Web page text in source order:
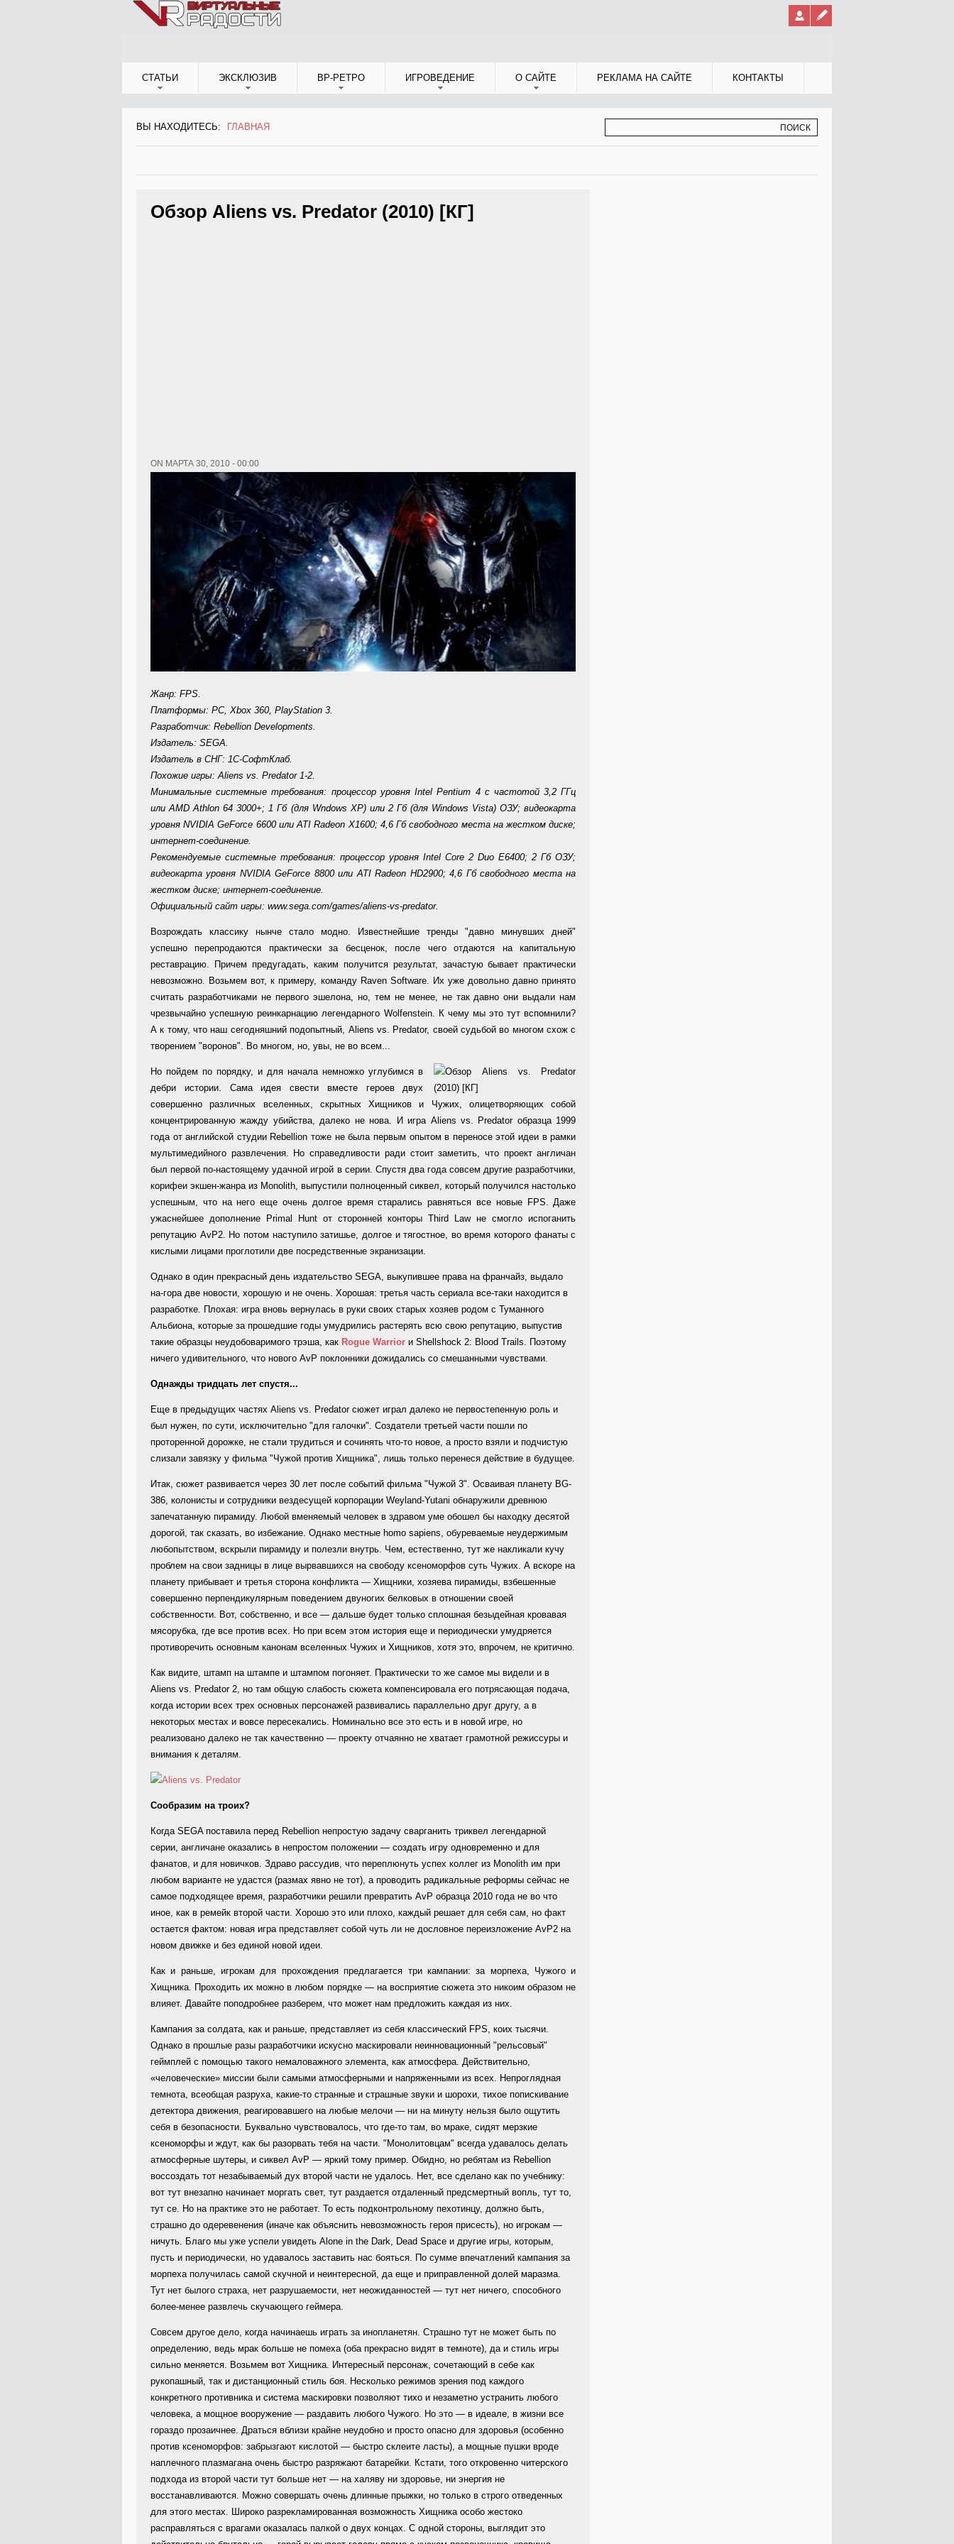
СТАТЬИ ЭКСКЛЮЗИВ ВР-РЕТРО ИГРОВЕДЕНИЕ О САЙТЕ РЕКЛАМА НА САЙТЕ КОНТАКТЫ
ВЫ НАХОДИТЕСЬ:
ВЫ НАХОДИТЕСЬ
ГЛАВНАЯ
Обзор Aliens vs. Predator (2010) [КГ]
ON МАРТА 30, 2010 - 00:00
Жанр: FPS.
Платформы: PC, Xbox 360, PlayStation 3.
Разработчик: Rebellion Developments.
Издатель: SEGA.
Издатель в СНГ: 1C-СофтКлаб.
Похожие игры: Aliens vs. Predator 1-2.
Минимальные системные требования: процессор уровня Intel Pentium 4 с частотой 3,2 ГГц
или AMD Athlon 64 3000+; 1 Гб (для Wndows XP) или 2 Гб (для Windows Vista) ОЗУ; видеокарта
уровня NVIDIA GeForce 6600 или ATI Radeon X1600; 4,6 Гб свободного места на жестком диске;
интернет-соединение.
Рекомендуемые системные требования: процессор уровня Intel Core 2 Duo E6400; 2 Гб ОЗУ;
видеокарта уровня NVIDIA GeForce 8800 или ATI Radeon HD2900; 4,6 Гб свободного места на
жестком диске; интернет-соединение.
Официальный сайт игры: www.sega.com/games/aliens-vs-predator.
Возрождать классику нынче стало модно. Известнейшие тренды "давно минувших дней"
успешно перепродаются практически за бесценок, после чего отдаются на капитальную
реставрацию. Причем предугадать, каким получится результат, зачастую бывает практически
невозможно. Возьмем вот, к примеру, команду Raven Software. Их уже довольно давно принято
считать разработчиками не первого эшелона, но, тем не менее, не так давно они выдали нам
чрезвычайно успешную реинкарнацию легендарного Wolfenstein. К чему мы это тут вспомнили?
А к тому, что наш сегодняшний подопытный, Aliens vs. Predator, своей судьбой во многом схож с
творением "воронов". Во многом, но, увы, не во всем...
Но пойдем по порядку, и для начала немножко углубимся в
дебри истории. Сама идея свести вместе героев двух
совершенно различных вселенных, скрытных Хищников и Чужих, олицетворяющих собой
концентрированную жажду убийства, далеко не нова. И игра Aliens vs. Predator образца 1999
года от английской студии Rebellion тоже не была первым опытом в переносе этой идеи в рамки
мультимедийного развлечения. Но справедливости ради стоит заметить, что проект англичан
был первой по-настоящему удачной игрой в серии. Спустя два года совсем другие разработчики,
корифеи экшен-жанра из Monolith, выпустили полноценный сиквел, который получился настолько
успешным, что на него еще очень долгое время старались равняться все новые FPS. Даже
ужаснейшее дополнение Primal Hunt от сторонней конторы Third Law не смогло испоганить
репутацию AvP2. Но потом наступило затишье, долгое и тягостное, во время которого фанаты с
кислыми лицами проглотили две посредственные экранизации.
Однако в один прекрасный день издательство SEGA, выкупившее права на франчайз, выдало
на-гора две новости, хорошую и не очень. Хорошая: третья часть сериала все-таки находится в
разработке. Плохая: игра вновь вернулась в руки своих старых хозяев родом с Туманного
Альбиона, которые за прошедшие годы умудрились растерять всю свою репутацию, выпустив
такие образцы неудобоваримого трэша, как Rogue Warrior и Shellshock 2: Blood Trails. Поэтому
ничего удивительного, что нового AvP поклонники дожидались со смешанными чувствами.
Однажды тридцать лет спустя...
Еще в предыдущих частях Aliens vs. Predator сюжет играл далеко не первостепенную роль и
был нужен, по сути, исключительно "для галочки". Создатели третьей части пошли по
проторенной дорожке, не стали трудиться и сочинять что-то новое, а просто взяли и подчистую
слизали завязку у фильма "Чужой против Хищника", лишь только перенеся действие в будущее.
Итак, сюжет развивается через 30 лет после событий фильма "Чужой 3". Осваивая планету BG-
386, колонисты и сотрудники вездесущей корпорации Weyland-Yutani обнаружили древнюю
запечатанную пирамиду. Любой вменяемый человек в здравом уме обошел бы находку десятой
дорогой, так сказать, во избежание. Однако местные homo sapiens, обуреваемые неудержимым
любопытством, вскрыли пирамиду и полезли внутрь. Чем, естественно, тут же накликали кучу
проблем на свои задницы в лице вырвавшихся на свободу ксеноморфов суть Чужих. А вскоре на
планету прибывает и третья сторона конфликта — Хищники, хозяева пирамиды, взбешенные
совершенно перпендикулярным поведением двуногих белковых в отношении своей
собственности. Вот, собственно, и все — дальше будет только сплошная безыдейная кровавая
мясорубка, где все против всех. Но при всем этом история еще и периодически умудряется
противоречить основным канонам вселенных Чужих и Хищников, хотя это, впрочем, не критично.
Как видите, штамп на штампе и штампом погоняет. Практически то же самое мы видели и в
Aliens vs. Predator 2, но там общую слабость сюжета компенсировала его потрясающая подача,
когда истории всех трех основных персонажей развивались параллельно друг другу, а в
некоторых местах и вовсе пересекались. Номинально все это есть и в новой игре, но
реализовано далеко не так качественно — проекту отчаянно не хватает грамотной режиссуры и
внимания к деталям.
Сообразим на троих?
Когда SEGA поставила перед Rebellion непростую задачу сварганить триквел легендарной
серии, англичане оказались в непростом положении — создать игру одновременно и для
фанатов, и для новичков. Здраво рассудив, что переплюнуть успех коллег из Monolith им при
любом варианте не удастся (размах явно не тот), а проводить радикальные реформы сейчас не
самое подходящее время, разработчики решили превратить AvP образца 2010 года не во что
иное, как в ремейк второй части. Хорошо это или плохо, каждый решает для себя сам, но факт
остается фактом: новая игра представляет собой чуть ли не дословное переизложение AvP2 на
новом движке и без единой новой идеи.
Как и раньше, игрокам для прохождения предлагается три кампании: за морпеха, Чужого и
Хищника. Проходить их можно в любом порядке — на восприятие сюжета это никоим образом не
влияет. Давайте поподробнее разберем, что может нам предложить каждая из них.
Кампания за солдата, как и раньше, представляет из себя классический FPS, коих тысячи.
Однако в прошлые разы разработчики искусно маскировали неинновационный "рельсовый"
геймплей с помощью такого немаловажного элемента, как атмосфера. Действительно,
«человеческие» миссии были самыми атмосферными и напряженными из всех. Непроглядная
темнота, всеобщая разруха, какие-то странные и страшные звуки и шорохи, тихое попискивание
детектора движения, реагировавшего на любые мелочи — ни на минуту нельзя было ощутить
себя в безопасности. Буквально чувствовалось, что где-то там, во мраке, сидят мерзкие
ксеноморфы и ждут, как бы разорвать тебя на части. "Монолитовцам" всегда удавалось делать
атмосферные шутеры, и сиквел AvP — яркий тому пример. Обидно, но ребятам из Rebellion
воссоздать тот незабываемый дух второй части не удалось. Нет, все сделано как по учебнику:
вот тут внезапно начинает моргать свет, тут раздается отдаленный предсмертный вопль, тут то,
тут се. Но на практике это не работает. То есть подконтрольному пехотинцу, должно быть,
страшно до одеревенения (иначе как объяснить невозможность героя присесть), но игрокам —
ничуть. Благо мы уже успели увидеть Alone in the Dark, Dead Space и другие игры, которым,
пусть и периодически, но удавалось заставить нас бояться. По сумме впечатлений кампания за
морпеха получилась самой скучной и неинтересной, да еще и приправленной долей маразма.
Тут нет былого страха, нет разрушаемости, нет неожиданностей — тут нет ничего, способного
более-менее развлечь скучающего геймера.
Совсем другое дело, когда начинаешь играть за инопланетян. Страшно тут не может быть по
определению, ведь мрак больше не помеха (оба прекрасно видят в темноте), да и стиль игры
сильно меняется. Возьмем вот Хищника. Интересный персонаж, сочетающий в себе как
рукопашный, так и дистанционный стиль боя. Несколько режимов зрения под каждого
конкретного противника и система маскировки позволяют тихо и незаметно устранить любого
человека, а мощное вооружение — раздавить любого Чужого. Но это — в идеале, в жизни все
гораздо прозаичнее. Драться вблизи крайне неудобно и просто опасно для здоровья (особенно
против ксеноморфов: забрызгают кислотой — быстро склеите ласты), а мощные пушки вроде
наплечного плазмагана очень быстро разряжают батарейки. Кстати, того откровенно читерского
подхода из второй части тут больше нет — на халяву ни здоровье, ни энергия не
восстанавливаются. Можно совершать очень длинные прыжки, но только в строго отведенных
для этого местах. Широко разрекламированная возможность Хищника особо жестоко
расправляться с врагами оказалась палкой о двух концах. С одной стороны, выглядит это